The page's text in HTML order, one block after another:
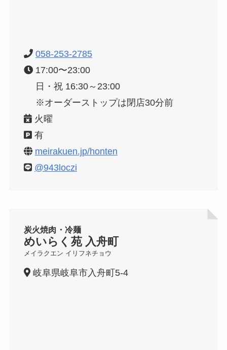
058-253-2785
17:00〜23:00
日・祝 16:30～23:00
※オーダーストップは閉店30分前
火曜
有
meirakuen.jp/honten
@943loczi
炭火焼肉・冷麺
めいらく苑 入舟町
メイラクエン イリフネチョウ
岐阜県岐阜市入舟町5-4